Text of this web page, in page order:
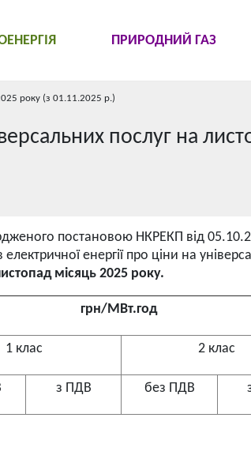
ПРИРОДНИЙ ГАЗ
року (з 01.11.2025 р.)
послуг на
постановою НКРЕКП від
енергії про ціни на
місяць 2025 року.
грн/МВт.год
1 клас 2 клас
з ПДВ без ПДВ